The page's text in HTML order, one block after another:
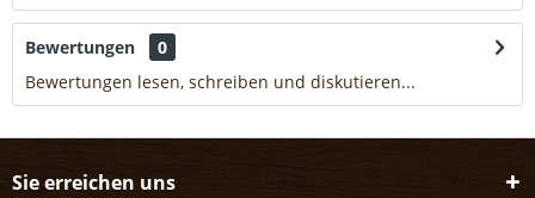
Bewertungen
0
Bewertungen lesen, schreiben und diskutieren...
Sie erreichen uns